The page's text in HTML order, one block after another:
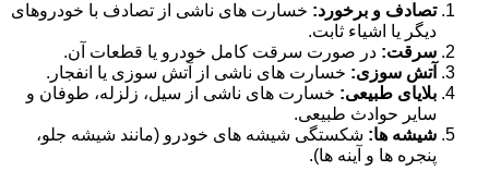
تصادف و برخورد: خسارت های ناشی از تصادف با خودروهای
دیگر یا اشیاء ثابت.
سرقت: در صورت سرقت کامل خودرو یا قطعات آن.
آتش سوزی: خسارت های ناشی از آتش سوزی یا انفجار.
بلایای طبیعی: خسارت های ناشی از سیل، زلزله، طوفان و
سایر حوادث طبیعی.
شیشه ها: شکستگی شیشه های خودرو (مانند شیشه جلو،
پنجره ها و آینه ها).